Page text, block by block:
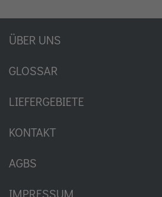
ÜBER UNS
GLOSSAR
LIEFERGEBIETE
KONTAKT
AGBS
IMPRESSUM